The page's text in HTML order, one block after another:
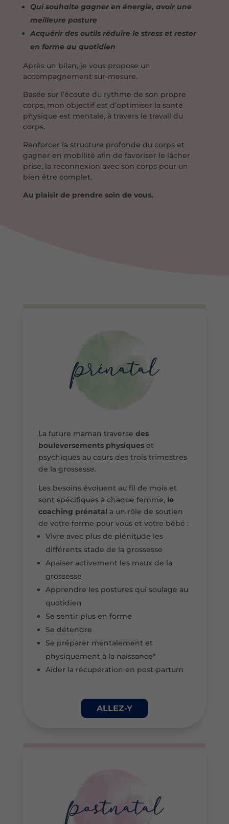
Qui souhaite gagner en énergie, avoir une
meilleure posture
Acquérir des outils réduire le stress et rester
en forme au quotidien
Après un bilan, je vous propose un
accompagnement sur-mesure.
Basée sur l’écoute du rythme de son propre
corps, mon objectif est d’optimiser la santé
physique est mentale, à travers le travail du
corps.
Renforcer la structure profonde du corps et
gagner en mobilité afin de favoriser le lâcher
prise, la reconnexion avec son corps pour un
bien être complet.
Au plaisir de prendre soin de vous.
La future maman traverse des
bouleversements physiqueset
psychiques au cours des trois trimestres
de la grossesse.
Les besoins évoluent au fil de mois et
sont spécifiques à chaque femme, le
coaching prénatal a un rôle de soutien
de votre forme pour vous et votre bébé :
Vivre avec plus de plénitude les
différents stade de la grossesse
Apaiser activement les maux de la
grossesse
Apprendre les postures qui soulage au
quotidien
Se sentir plus en forme
Se détendre
Se préparer mentalement et
physiquement à la naissance*
Aider la récupération en post-partum
ALLEZ-Y